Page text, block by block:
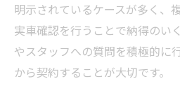
明示されているケースが多く、
実車確認を行うことで納得のい
やスタッフへの質問を積極的に
から契約することが大切です。